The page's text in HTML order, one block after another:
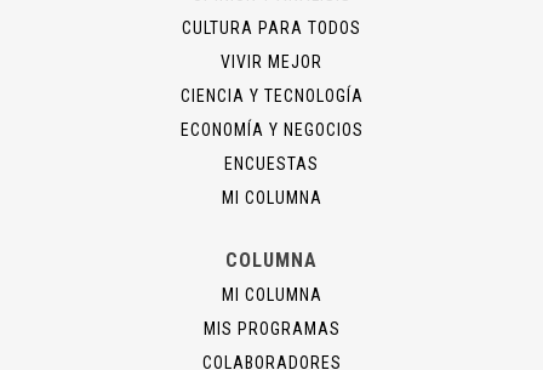
CULTURA PARA TODOS
VIVIR MEJOR
CIENCIA Y TECNOLOGÍA
ECONOMÍA Y NEGOCIOS
ENCUESTAS
MI COLUMNA
COLUMNA
MI COLUMNA
MIS PROGRAMAS
COLABORADORES